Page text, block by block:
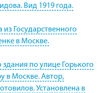
Вид 1919 года.
из Государственного
в Москве.
по улице Горького
в Москве. Автор,
Установлена в